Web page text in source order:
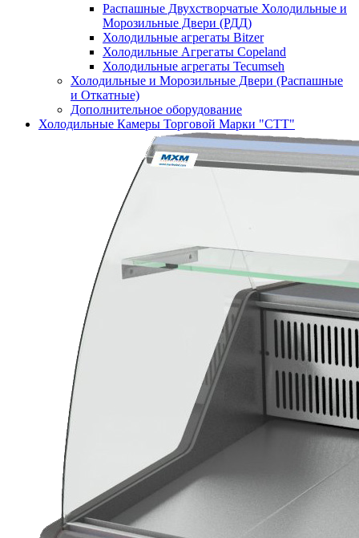
Распашные Двухстворчатые Холодильные и
Морозильные Двери (РДД)
Холодильные агрегаты Bitzer
Холодильные Агрегаты Copeland
Холодильные агрегаты Tecumseh
Холодильные и Морозильные Двери (Распашные
и Откатные)
Дополнительное оборудование
Холодильные Камеры Торговой Марки "СТТ"